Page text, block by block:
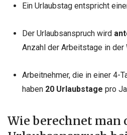
Ein Urlaubstag entspricht
Der Urlaubsanspruch wird
Anzahl der Arbeitstage in der
Arbeitnehmer, die in einer 4-
haben 20 Urlaubstage pro
Wie berechnet man